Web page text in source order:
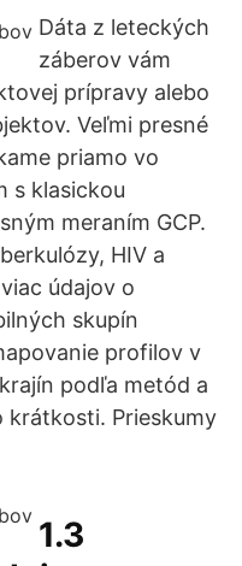
Dáta z leteckých
záberov vám
prípravy alebo
Veľmi presné
priamo vo
s klasickou
meraním GCP.
HIV a
údajov o
skupín
profilov v
podľa metód a
Prieskumy
1.3